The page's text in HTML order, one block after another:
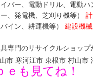
イバー、電動ドリル、電動
ー、発電機、芝刈り機等）
イン、耕運機等） 建設機械
専門のリサイクルショッ
市 寒河江市 東根市 村山市
ｅも見てね！